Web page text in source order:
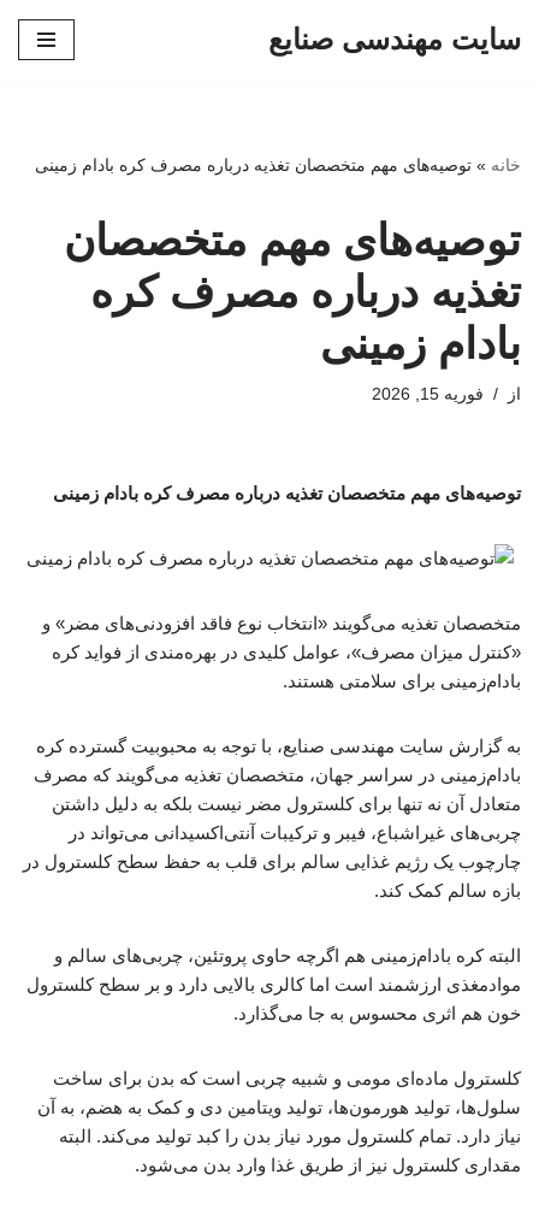
سایت مهندسی صنایع
خانه » توصیه‌های مهم متخصصان تغذیه درباره مصرف کره بادام زمینی
توصیه‌های مهم متخصصان
تغذیه درباره مصرف کره
بادام زمینی
از فوریه 15, 2026
توصیه‌های مهم متخصصان تغذیه درباره مصرف کره بادام زمینی
متخصصان تغذیه می‌گویند «انتخاب نوع فاقد افزودنی‌های مضر» و
«کنترل میزان مصرف»، عوامل کلیدی در بهره‌مندی از فواید کره
بادام‌زمینی‌ برای سلامتی هستند.
به گزارش سایت مهندسی صنایع، با توجه به محبوبیت گسترده کره
بادام‌زمینی در سراسر جهان، متخصصان تغذیه می‌گویند که مصرف
متعادل آن نه‌ تنها برای کلسترول مضر نیست بلکه به دلیل داشتن
چربی‌های غیراشباع، فیبر و ترکیبات آنتی‌اکسیدانی می‌تواند در
چارچوب یک رژیم غذایی سالم برای قلب به حفظ سطح کلسترول در
بازه سالم کمک کند.
البته کره بادام‌زمینی هم اگرچه حاوی پروتئین، چربی‌های سالم و
موادمغذی ارزشمند است اما کالری بالایی دارد و بر سطح کلسترول
خون هم اثری محسوس به جا می‌گذارد.
کلسترول ماده‌ای مومی و شبیه چربی است که بدن برای ساخت
سلول‌ها، تولید هورمون‌ها، تولید ویتامین دی و کمک به هضم، به آن
نیاز دارد. تمام کلسترول مورد نیاز بدن را کبد تولید می‌کند. البته
مقداری کلسترول نیز از طریق غذا وارد بدن می‌شود.